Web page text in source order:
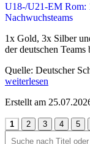
U18-/U21-EM Rom:
Nachwuchsteams
1x Gold, 3x Silber
der deutschen
Quelle: Deutscher
weiterlesen
Erstellt am
1 2 3 4 5